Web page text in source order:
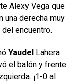
Alexy Vega que
una derecha muy
encuentro.
Yaudel Lahera
el balón y frente
¡1-0 al